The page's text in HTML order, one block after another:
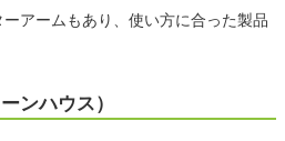
アームもあり、使い方に合った製品
ンハウス）